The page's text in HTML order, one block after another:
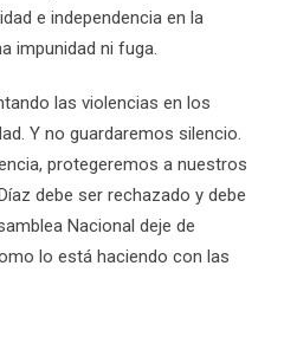
e independencia en la
impunidad ni fuga.
las violencias en los
Y no guardaremos silencio.
protegeremos a nuestros
debe ser rechazado y debe
Nacional deje de
lo está haciendo con las